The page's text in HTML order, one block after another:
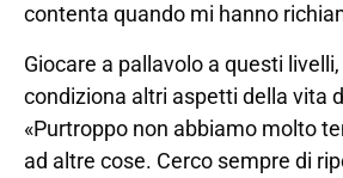
contenta quando mi hanno
Giocare a pallavolo a questi
condiziona altri aspetti della vita
«Purtroppo non abbiamo molto
ad altre cose. Cerco sempre di